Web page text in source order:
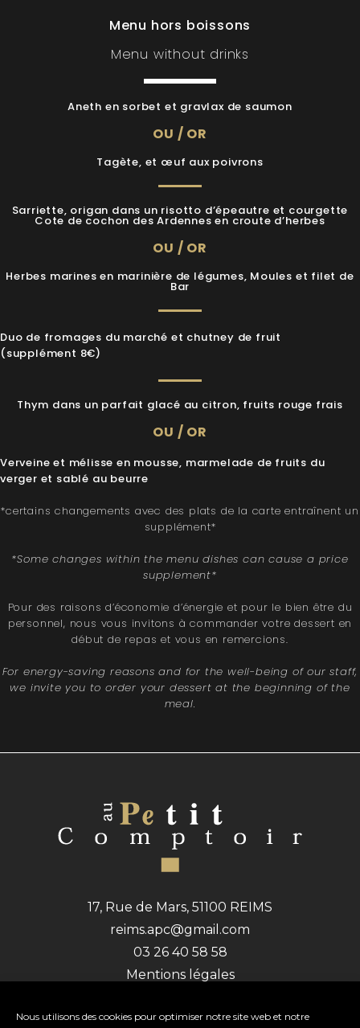
Nous utilisons des cookies pour optimiser notre site web et notre
Menu hors boissons
Menu without drinks
Aneth en sorbet et gravlax de saumon
OU / OR
Tagète, et œuf aux poivrons
Sarriette, origan dans un risotto d’épeautre et courgette
Cote de cochon des Ardennes en croute d’herbes
OU / OR
Herbes marines en marinière de légumes, Moules et filet de
Bar
Duo de fromages du marché et chutney de fruit
(supplément 8€)
Thym dans un parfait glacé au citron, fruits rouge frais
OU / OR
Verveine et mélisse en mousse, marmelade de fruits du
verger et sablé au beurre
*certains changements avec des plats de la carte entraînent un
supplément*
*Some changes within the menu dishes can cause a price
supplement*
Pour des raisons d’économie d’énergie et pour le bien être du
personnel, nous vous invitons à commander votre dessert en
début de repas et vous en remercions.
For energy-saving reasons and for the well-being of our staff,
we invite you to order your dessert at the beginning of the
meal.
17, Rue de Mars, 51100 REIMS
reims.apc@gmail.com
03 26 40 58 58
Mentions légales